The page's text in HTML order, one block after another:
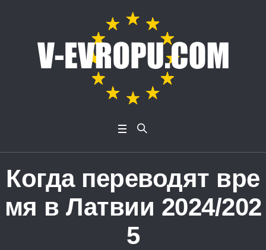
Когда переводят вре
мя в Латвии 2024/202
5